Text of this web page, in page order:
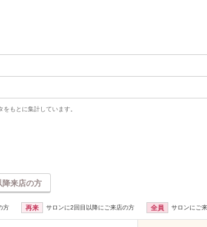
もとに集計しています。
降来店の方
方 再来 サロンに2回目以降にご来店の方 全員 サロンにご